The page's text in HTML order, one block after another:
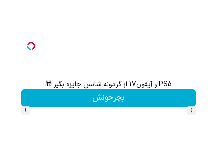
PS5 و آیفون17 از گردونه شانس جایزه بگیر 🎁
بچرخونش
‹
›